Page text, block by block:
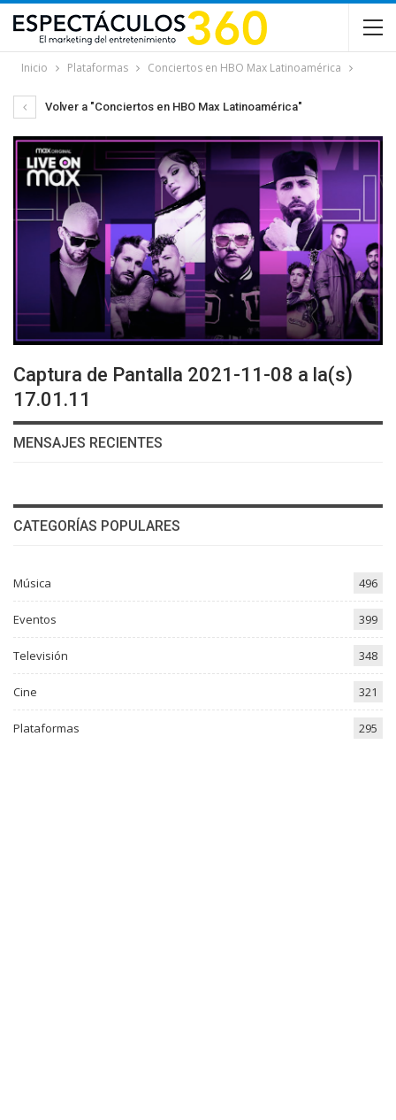
Inicio Plataformas Conciertos en HBO Max Latinoamérica
Volver a "Conciertos en HBO Max Latinoamérica"
Captura de Pantalla 2021-11-08 a la(s)
17.01.11
MENSAJES RECIENTES
CATEGORÍAS POPULARES
Música 496
Eventos 399
Televisión 348
Cine 321
Plataformas 295